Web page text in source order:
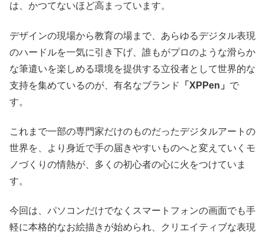
は、かつてないほど高まっています。
デザインの現場から教育の場まで、あらゆるデジタル表現
のハードルを一気に引き下げ、誰もがプロのような滑らか
な筆遣いを楽しめる環境を提供する立役者として世界的な
支持を集めているのが、有名なブランド
「XPPen」 で
す。
これまで一部の専門家だけのものだったデジタルアートの
世界を、より身近で手の届きやすいものへと変えていくモ
ノづくりの情熱が、多くの初心者の心に火をつけていま
す。
今回は、パソコンだけでなくスマートフォンの画面でも手
軽に本格的なお絵描きが始められ、クリエイティブな表現